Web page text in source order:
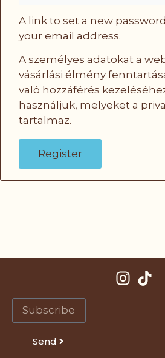
A link to set a new
your email address.
A személyes adatokat a
vásárlási élmény
való hozzáférés
használjuk, melyeket a
tartalmaz.
Register
Send